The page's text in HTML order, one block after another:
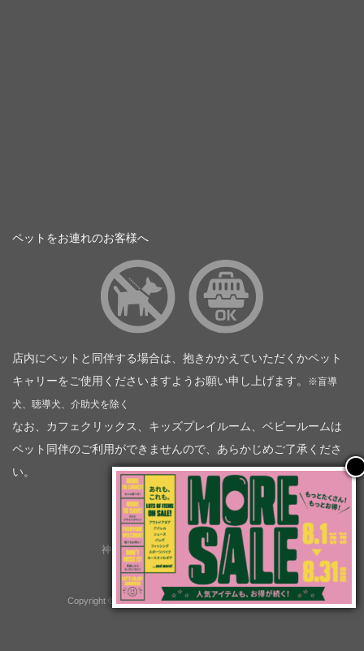
ペットをお連れのお客様へ
店内にペットと同伴する場合は、抱きかかえていただくかペット
キャリーをご使用くださいますようお願い申し上げます。
※盲導
犬、聴導犬、介助犬を除く
なお、カフェクリックス、キッズプレイルーム、ベビールームは
ペット同伴のご利用ができませんので、あらかじめご了承くださ
い。
神奈川トヨタ自動車（企業情報）
トヨタモビリティ神奈川
株式会社会社ＫＴグループ
Copyright © GOOD OPEN AIRS myX All Rights Reserved.